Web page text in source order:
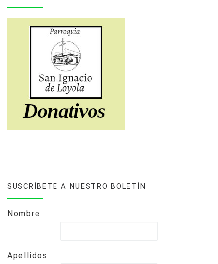
SUSCRÍBETE A NUESTRO BOLETÍN
Nombre
Apellidos